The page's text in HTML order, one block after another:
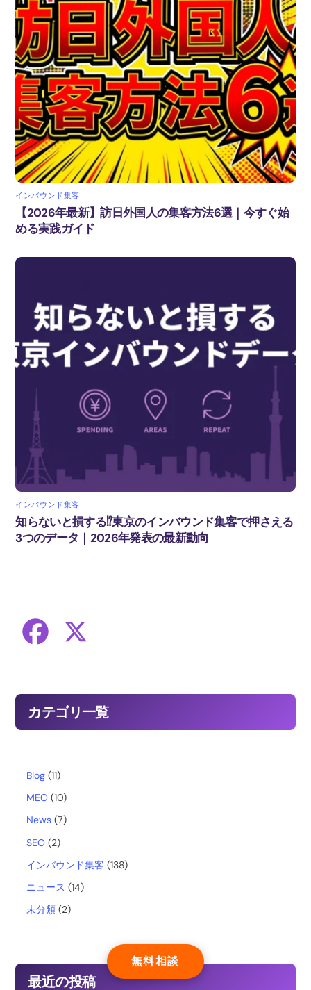
無料相談
インバウンド集客
【2026年最新】訪日外国人の集客方法6選｜今すぐ始
める実践ガイド
インバウンド集客
知らないと損する⁉東京のインバウンド集客で押さえる
3つのデータ｜2026年発表の最新動向
e
b
o
o
カテゴリ一覧
Blog (11)
MEO (10)
News (7)
SEO (2)
インバウンド集客 (138)
ニュース (14)
未分類 (2)
最近の投稿